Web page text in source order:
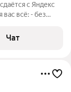
с Яндекс
вас всё: - без
Чат